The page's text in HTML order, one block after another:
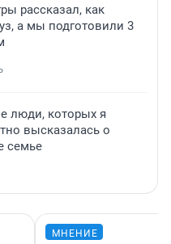
рассказал, как
а мы подготовили 3
люди, которых я
высказалась о
семье
МНЕНИЕ